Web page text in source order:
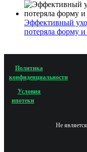
Эффективный
потеряла форму и
Политика
конфиденциальности
Условия
ипотеки
Не является